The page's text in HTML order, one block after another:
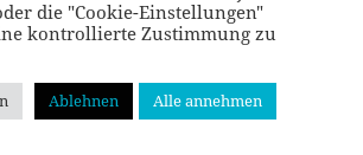
für Manga-Fans und Kreative
die "Cookie-Einstellungen"
kontrollierte Zustimmung zu
Ablehnen Alle annehmen